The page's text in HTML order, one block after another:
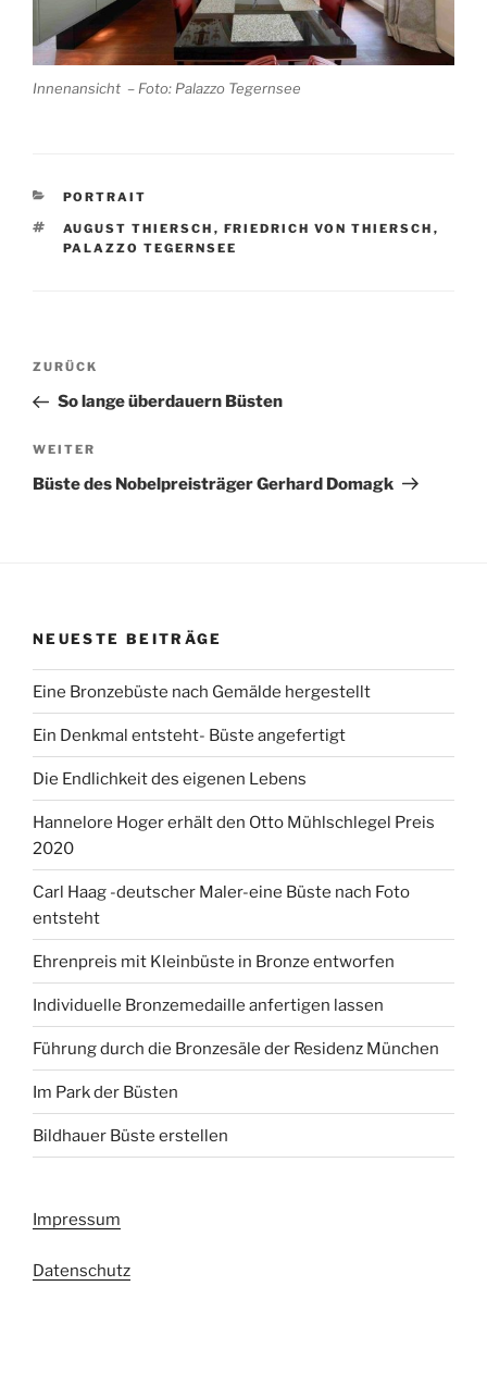
Innenansicht – Foto: Palazzo Tegernsee
KATEGORIEN
PORTRAIT
SCHLAGWÖRTER
AUGUST THIERSCH , FRIEDRICH VON THIERSCH ,
PALAZZO TEGERNSEE
Beitragsnavigation
Vorheriger
Beitrag
ZURÜCK
So lange überdauern Büsten
Nächster
Beitrag
WEITER
Büste des Nobelpreisträger Gerhard Domagk
NEUESTE BEITRÄGE
Eine Bronzebüste nach Gemälde hergestellt
Ein Denkmal entsteht- Büste angefertigt
Die Endlichkeit des eigenen Lebens
Hannelore Hoger erhält den Otto Mühlschlegel Preis
2020
Carl Haag -deutscher Maler-eine Büste nach Foto
entsteht
Ehrenpreis mit Kleinbüste in Bronze entworfen
Individuelle Bronzemedaille anfertigen lassen
Führung durch die Bronzesäle der Residenz München
Im Park der Büsten
Bildhauer Büste erstellen
Impressum
Datenschutz